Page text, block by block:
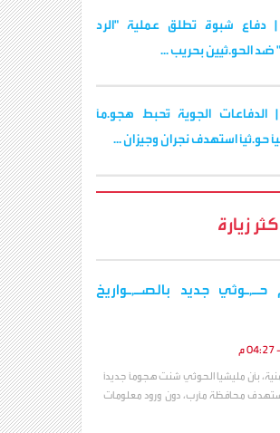
دفاع شبوة تطلق عملية "الرد
ضد الحو.ثيين بحريب ...
الدفاعات الجوية تُحبط هجو.مًا
حو.ثيًا استهدف نجران وجيزان ...
زيارة
جديد بالصـ,ـواريخ
بأن مليشيا الحوثي شنت هجوماً جديداً
استهدف محافظة مأرب، دون ورود معلومات